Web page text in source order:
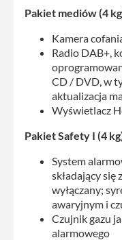
Pakiet mediów (4
Kamera
Radio DAB+,
CD / DVD, w
aktualizacja
Wyświetlacz
Pakiet Safety I (4
System
składający
wyłączany;
awaryjnym i
Czujnik gazu
alarmowego